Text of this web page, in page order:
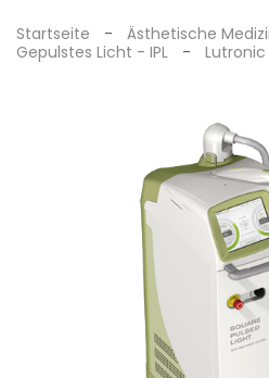
Startseite Ästhetische
Gepulstes Licht - IPL
Lutronic